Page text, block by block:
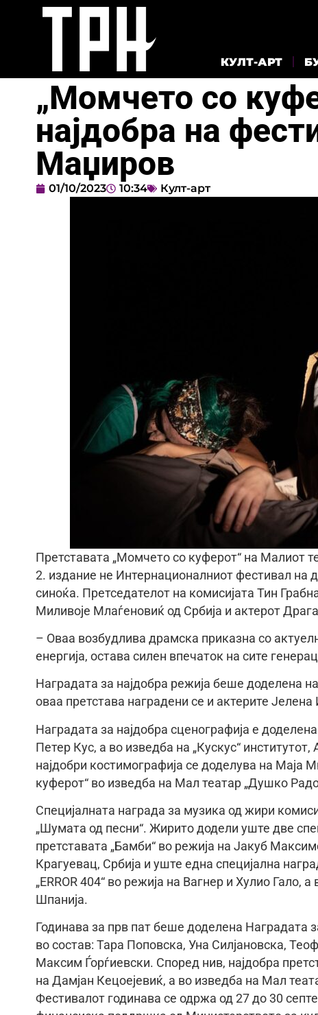
КУЛТ-АРТ
„Момчето со
најдобра на
Маџиров
01/10/2023 10:34 Култ-арт
Претставата „Момчето со куферот“ на Малиот
2. издание не Интернационалниот фестивал на
синоќа. Претседателот на комисијата Тин
Миливоје Млаѓеновиќ од Србија и актерот
– Оваа возбудлива драмска приказна со
енергија, остава силен впечаток на сите
Наградата за најдобра режија беше доделена
оваа претстава наградени се и актерите
Наградата за најдобра сценографија е
Петер Кус, а во изведба на „Кускус“
најдобри костимографија се доделува на Маја
куферот“ во изведба на Мал театар „Душко
Специјалната награда за музика од жири
„Шумата од песни“. Жирито додели уште две
претставата „Бамби“ во режија на Јакуб
Крагуевац, Србија и уште една специјална
„ERROR 404“ во режија на Вагнер и Хулио Гало,
Шпанија.
Годинава за прв пат беше доделена Наградата
во состав: Тара Поповска, Уна Силјановска,
Максим Ѓорѓиевски. Според нив, најдобра
на Дамјан Кецоејевиќ, а во изведба на Мал
Фестивалот годинава се одржа од 27 до 30